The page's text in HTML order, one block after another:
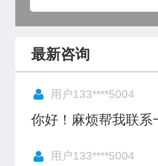
最新咨询
用户133****5004
你好！麻烦帮我联系
发我一下，我是客户
用户133****5004